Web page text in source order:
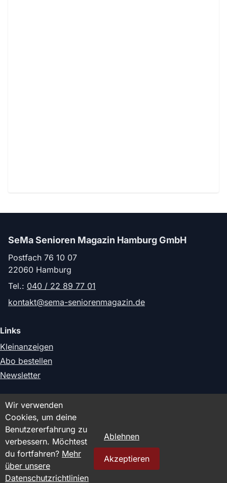
SeMa Senioren Magazin Hamburg GmbH
Postfach 76 10 07
22060 Hamburg
Tel.: 040 / 22 89 77 01
kontakt@sema-seniorenmagazin.de
Links
Kleinanzeigen
Abo bestellen
Newsletter
Rechtliches
Impressum
Datenschutz
© 2026 SeMa Senioren Magazin Hamburg GmbH. Alle Rechte
Wir verwenden
Cookies, um deine
Benutzererfahrung zu
verbessern. Möchtest
du fortfahren? Mehr
über unsere
Datenschutzrichtlinien
Ablehnen
Akzeptieren